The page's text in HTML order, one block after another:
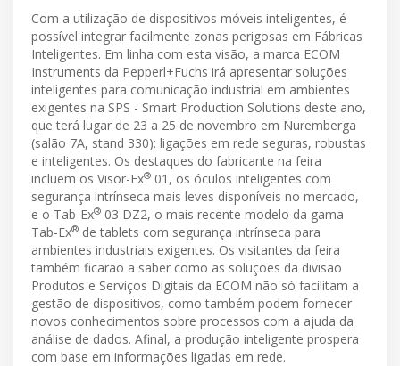
Com a utilização de dispositivos móveis inteligentes, é
possível integrar facilmente zonas perigosas em Fábricas
Inteligentes. Em linha com esta visão, a marca ECOM
Instruments da Pepperl+Fuchs irá apresentar soluções
inteligentes para comunicação industrial em ambientes
exigentes na SPS - Smart Production Solutions deste ano,
que terá lugar de 23 a 25 de novembro em Nuremberga
(salão 7A, stand 330): ligações em rede seguras, robustas
e inteligentes. Os destaques do fabricante na feira
incluem os Visor-Ex® 01, os óculos inteligentes com
segurança intrínseca mais leves disponíveis no mercado,
e o Tab-Ex® 03 DZ2, o mais recente modelo da gama
Tab-Ex® de tablets com segurança intrínseca para
ambientes industriais exigentes. Os visitantes da feira
também ficarão a saber como as soluções da divisão
Produtos e Serviços Digitais da ECOM não só facilitam a
gestão de dispositivos, como também podem fornecer
novos conhecimentos sobre processos com a ajuda da
análise de dados. Afinal, a produção inteligente prospera
com base em informações ligadas em rede.